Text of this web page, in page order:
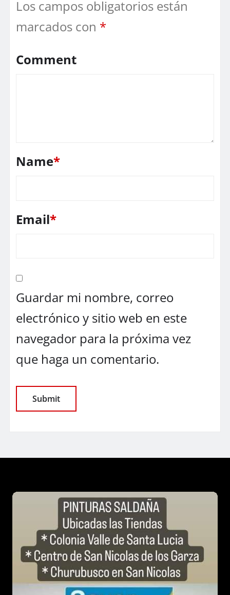
Los campos obligatorios están
marcados con *
Comment
Name*
Email*
Guardar mi nombre, correo
electrónico y sitio web en este
navegador para la próxima vez
que haga un comentario.